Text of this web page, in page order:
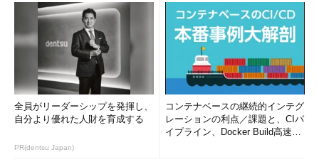
全員がリーダーシップを発揮し、
自分より優れた人財を育成する
PR(dentsu Japan)
コンテナベースの継続的インテグ
レーションの利点／課題と、CIパ
イプライン、Docker Build高速化